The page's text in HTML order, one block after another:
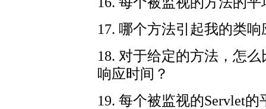
17. 哪个方法引起我的类
18. 对于给定的方法，怎
响应时间？
19. 每个被监视的Servlet